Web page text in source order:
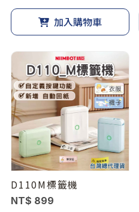
加入購物車
D110M標籤機
NT$ 899